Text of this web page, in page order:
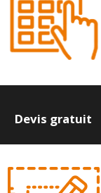
Devis gratuit